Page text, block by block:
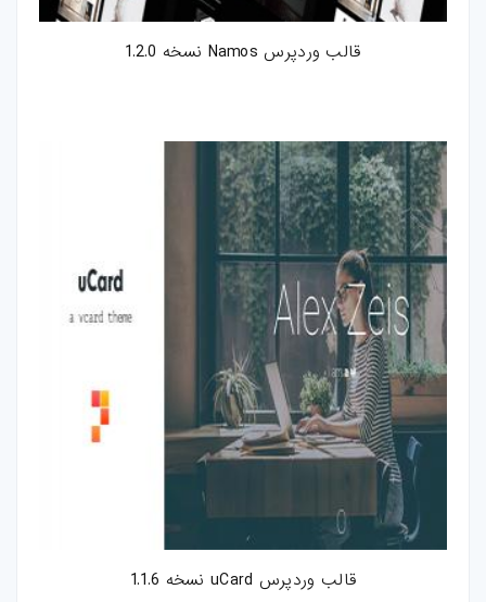
قالب وردپرس Namos نسخه 1.2.0
قالب وردپرس uCard نسخه 1.1.6